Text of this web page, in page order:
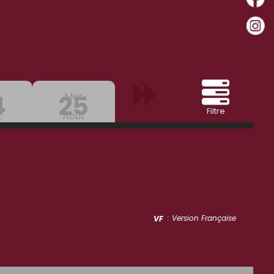
Mar
25
Aout Filtre
VF : Version Française